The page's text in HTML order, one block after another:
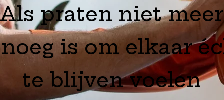
Als praten niet meer
is om elkaar
te blijven voelen